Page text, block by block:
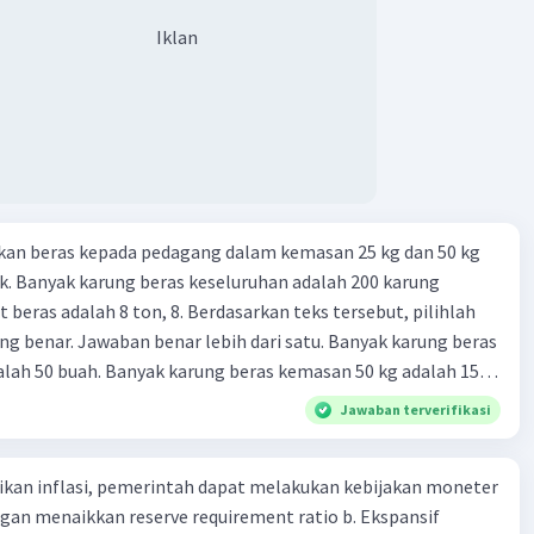
Iklan
beras kepada pedagang dalam kemasan 25 kg dan 50 kg
Banyak karung beras keseluruhan adalah 200 karung
adalah 8 ton, 8. Berdasarkan teks tersebut, pilihlah
benar. Jawaban benar lebih dari satu. Banyak karung beras
50 buah. Banyak karung beras kemasan 50 kg adalah 150
dalam kemasan 25 kg adalah 2 ton. Perbandingan berat
kg dan 50 kg dalam truk adalah 1: 3. 9. Berdasarkan teks
biaya angkut semua beras yang harus dibayar oleh Bu
C. Rp2.312.000 B. Rp2.475.000 D. Rp2.280.000
Jawaban terverifikasi
inflasi, pemerintah dapat melakukan kebijakan moneter
menaikkan reserve requirement ratio b. Ekspansif